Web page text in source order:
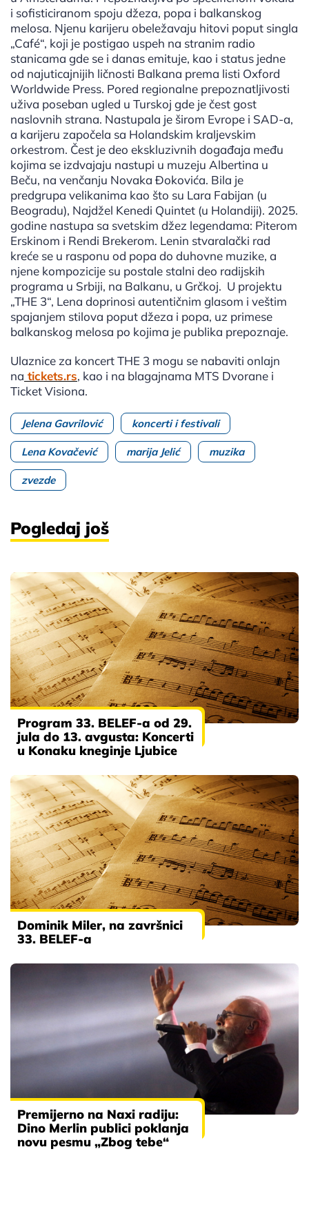
i sofisticiranom spoju džeza, popa i balkanskog
melosa. Njenu karijeru obeležavaju hitovi poput singla
„Café“, koji je postigao uspeh na stranim radio
stanicama gde se i danas emituje, kao i status jedne
od najuticajnijih ličnosti Balkana prema listi Oxford
Worldwide Press. Pored regionalne prepoznatljivosti
uživa poseban ugled u Turskoj gde je čest gost
naslovnih strana. Nastupala je širom Evrope i SAD-a,
a karijeru započela sa Holandskim kraljevskim
orkestrom. Čest je deo ekskluzivnih događaja među
kojima se izdvajaju nastupi u muzeju Albertina u
Beču, na venčanju Novaka Đokovića. Bila je
predgrupa velikanima kao što su Lara Fabijan (u
Beogradu), Najdžel Kenedi Quintet (u Holandiji). 2025.
godine nastupa sa svetskim džez legendama: Piterom
Erskinom i Rendi Brekerom. Lenin stvaralački rad
kreće se u rasponu od popa do duhovne muzike, a
njene kompozicije su postale stalni deo radijskih
programa u Srbiji, na Balkanu, u Grčkoj. U projektu
„THE 3“, Lena doprinosi autentičnim glasom i veštim
spajanjem stilova poput džeza i popa, uz primese
balkanskog melosa po kojima je publika prepoznaje.
Ulaznice za koncert THE 3 mogu se nabaviti onlajn
na tickets.rs, kao i na blagajnama MTS Dvorane i
Ticket Visiona.
Jelena Gavrilović koncerti i festivali
Lena Kovačević marija Jelić muzika
zvezde
Pogledaj još
Program 33. BELEF-a od 29.
jula do 13. avgusta: Koncerti
u Konaku kneginje Ljubice
Dominik Miler, na završnici
33. BELEF-a
Premijerno na Naxi radiju:
Dino Merlin publici poklanja
novu pesmu „Zbog tebe“